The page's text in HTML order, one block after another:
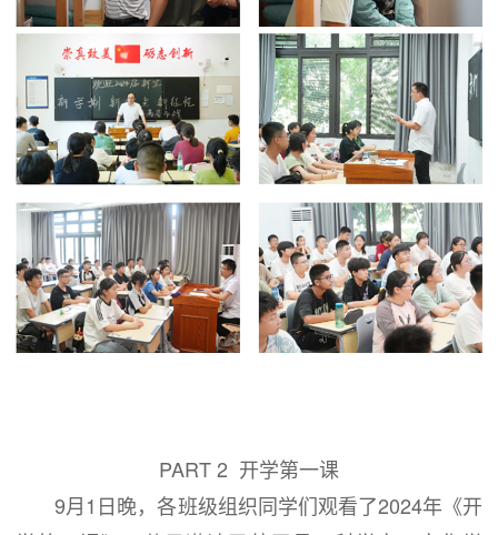
PART 2 开学第一课
9月1日晚，各班级组织同学们观看了2024年《开